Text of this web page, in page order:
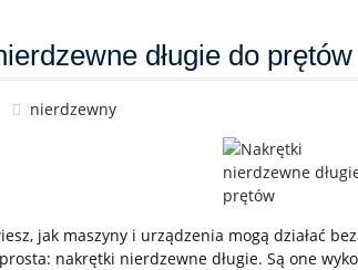
długie do prętów
nierdzewny
jak maszyny i urządzenia mogą działać
nakrętki nierdzewne długie. Są one